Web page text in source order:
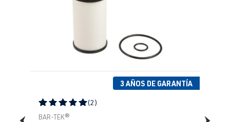
3 AÑOS DE GARANTÍA
Calificación promedio de 5 de 5 estrellas
(2)
BAR-TEK®